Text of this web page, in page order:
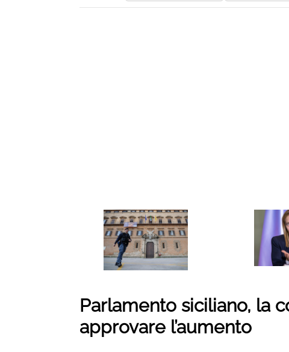
Parlamento siciliano, la
approvare l’aumento